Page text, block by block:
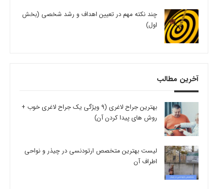
چند نکته مهم در تعیین اهداف و رشد شخصی (بخش
اول)
آخرین مطالب
بهترین جراح لاغری (9 ویژگی یک جراح لاغری خوب +
روش های پیدا کردن آن)
لیست بهترین متخصص ارتودنسی در چیذر و نواحی
اطراف آن